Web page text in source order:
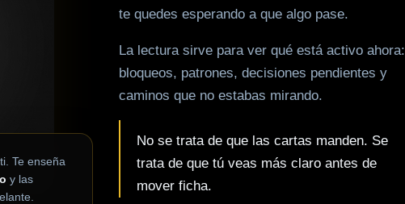
Te enseña
y las
te quedes esperando a que algo pase.
La lectura sirve para ver qué está activo ahora:
bloqueos, patrones, decisiones pendientes y
caminos que no estabas mirando.
No se trata de que las cartas manden. Se
trata de que tú veas más claro antes de
mover ficha.